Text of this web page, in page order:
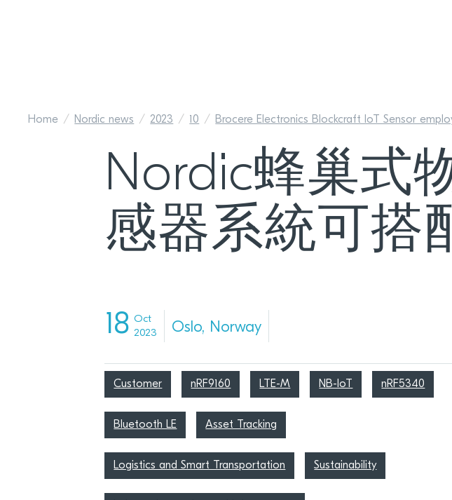
Home Nordic news 2023 10 Brocere Electronics Blockcraft IoT Sensor
Nordic蜂巢式
感器系統可搭
18 Oct
2023
Oslo, Norway
Customer nRF9160 LTE-M NB-IoT nRF5340
Bluetooth LE Asset Tracking
Logistics and Smart Transportation Sustainability